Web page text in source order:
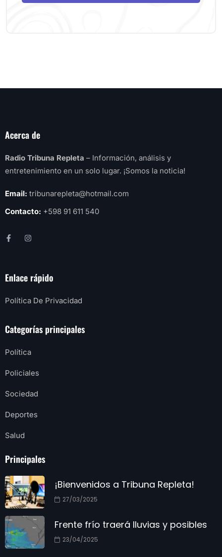
Acerca de
Radio Tribuna Repleta – Información, análisis y
entretenimiento en un solo lugar. ¡Somos la noticia!
Email: tribunarepleta@hotmail.com
Contacto: +598 91 611 540
Enlace rápido
Política De Privacidad
Categorías principales
Política
Policiales
Sociedad
Deportes
Salud
Principales
¡Bienvenidos a Tribuna Repleta!
27/03/2025
Frente frío traerá lluvias y posibles
23/04/2025